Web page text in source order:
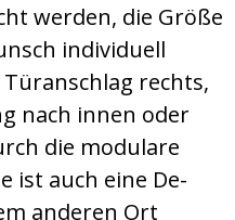
werden, die Größe
individuell
rechts,
nach innen oder
die modulare
ist auch eine De-
anderen Ort